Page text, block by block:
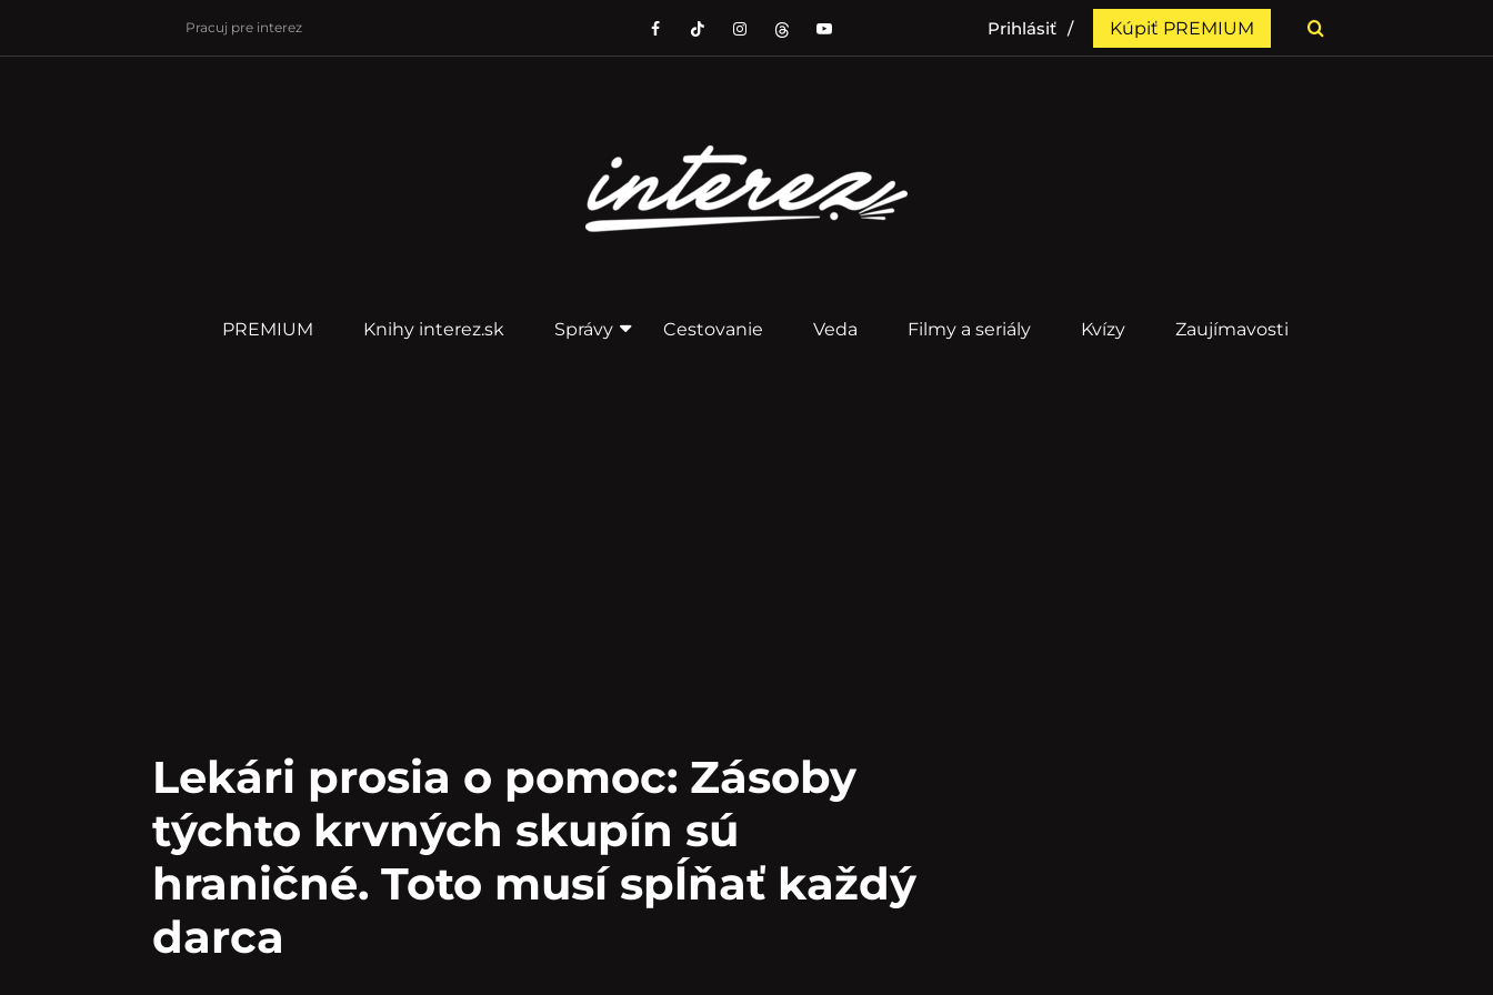
Pracuj pre interez Prihlásiť Kúpiť PREMIUM
PREMIUM Knihy interez.sk Správy Cestovanie Veda Filmy a seriály Kvízy Zaujímavosti
Lekári prosia o pomoc: Zásoby
týchto krvných skupín sú
hraničné. Toto musí spĺňať každý
darca